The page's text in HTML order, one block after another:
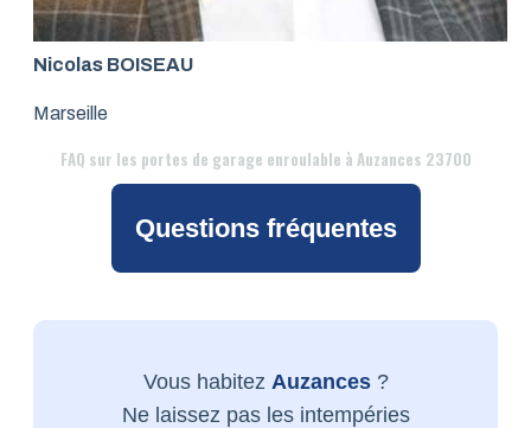
Nicolas BOISEAU
Marseille
FAQ sur les portes de garage enroulable à Auzances 23700
Questions fréquentes
Vous habitez Auzances?
Ne laissez pas les intempéries